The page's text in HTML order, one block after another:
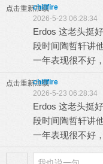
点击重新加载
chillfire
2026-5-23 06:28:34
Erdos 这老头挺
段时间陶哲轩讲
一年表现很不好
点击重新加载
chillfire
2026-5-23 06:28:34
Erdos 这老头挺
段时间陶哲轩讲
一年表现很不好